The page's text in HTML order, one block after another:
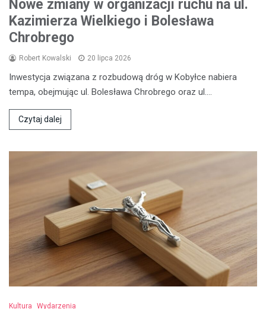
Nowe zmiany w organizacji ruchu na ul.
Kazimierza Wielkiego i Bolesława
Chrobrego
Robert Kowalski 20 lipca 2026
Inwestycja związana z rozbudową dróg w Kobyłce nabiera
tempa, obejmując ul. Bolesława Chrobrego oraz ul.…
Czytaj dalej
Kultura Wydarzenia